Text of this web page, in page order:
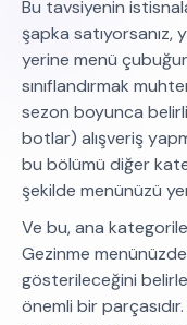
Bu tavsiyenin
şapka satıyorsanız,
yerine menü
sınıflandırmak
sezon boyunca
botlar) alışveriş
bu bölümü diğer
şekilde menünüzü
Ve bu, ana
Gezinme
gösterileceğini
önemli bir